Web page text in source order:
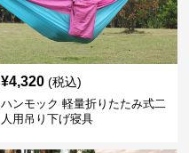
¥4,320 (税込)
ハンモック 軽量折りたたみ式二
人用吊り下げ寝具